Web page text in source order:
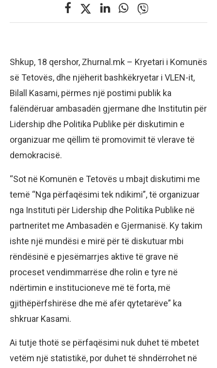
Shkup, 18 qershor, Zhurnal.mk – Kryetari i Komunës
së Tetovës, dhe njëherit bashkëkryetar i VLEN-it,
Bilall Kasami, përmes një postimi publik ka
falëndëruar ambasadën gjermane dhe Institutin për
Lidership dhe Politika Publike për diskutimin e
organizuar me qëllim të promovimit të vlerave të
demokracisë.
“Sot në Komunën e Tetovës u mbajt diskutimi me
temë “Nga përfaqësimi tek ndikimi”, të organizuar
nga Instituti për Lidership dhe Politika Publike në
partneritet me Ambasadën e Gjermanisë. Ky takim
ishte një mundësi e mirë për të diskutuar mbi
rëndësinë e pjesëmarrjes aktive të grave në
proceset vendimmarrëse dhe rolin e tyre në
ndërtimin e institucioneve më të forta, më
gjithëpërfshirëse dhe më afër qytetarëve” ka
shkruar Kasami.
Ai tutje thotë se përfaqësimi nuk duhet të mbetet
vetëm një statistikë, por duhet të shndërrohet në